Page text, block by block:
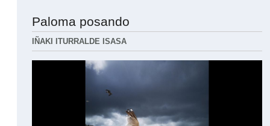
Paloma posando
IÑAKI ITURRALDE ISASA